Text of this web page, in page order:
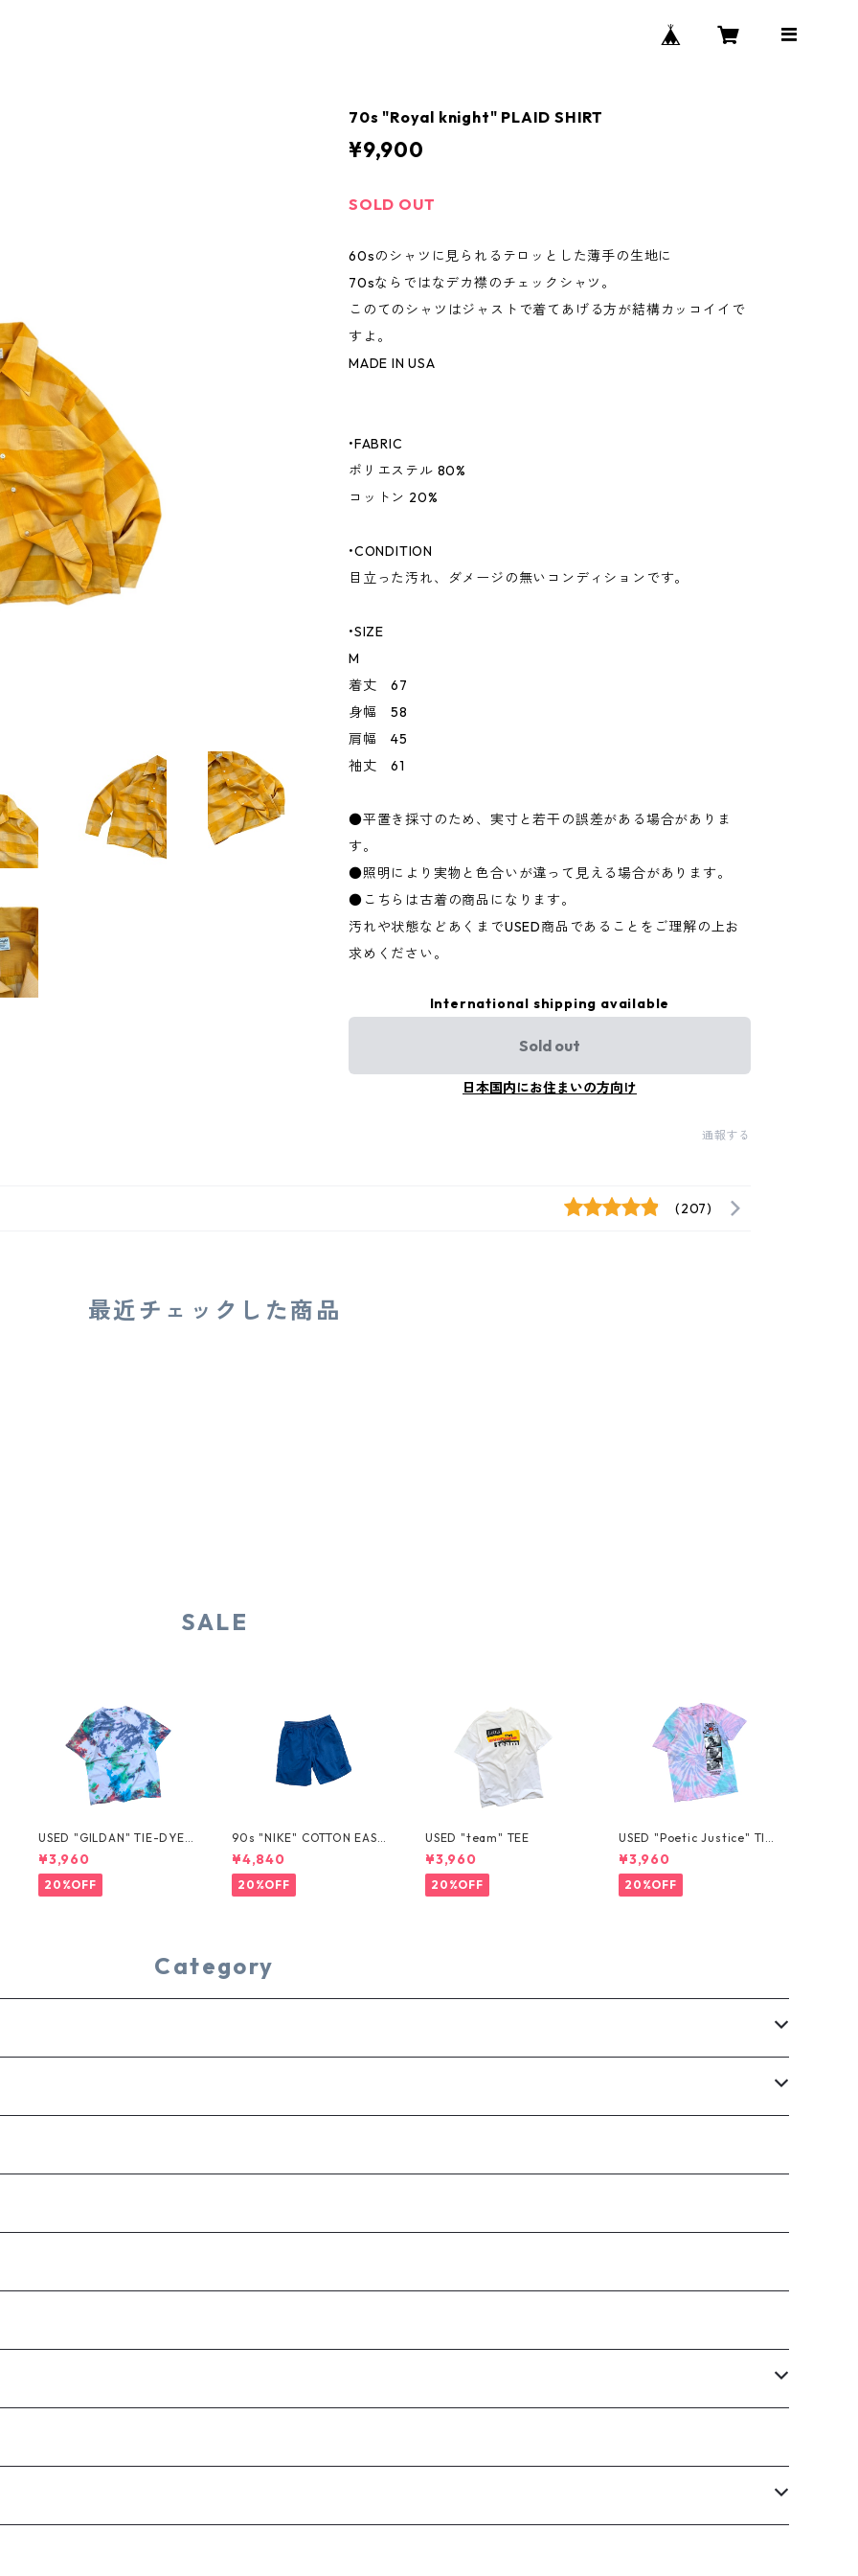
70s "Royal knight" PLAID SHIRT
¥9,900
SOLD OUT
60sのシャツに見られるテロッとした薄手の生地に
70sならではなデカ襟のチェックシャツ。
このてのシャツはジャストで着てあげる方が結構カッコイイで
すよ。
MADE IN USA
•FABRIC
ポリエステル 80%
コットン 20%
•CONDITION
目立った汚れ、ダメージの無いコンディションです。
•SIZE
M
着丈 67
身幅 58
肩幅 45
袖丈 61
●平置き採寸のため、実寸と若干の誤差がある場合がありま
す。
●照明により実物と色合いが違って見える場合があります。
●こちらは古着の商品になります。
汚れや状態などあくまでUSED商品であることをご理解の上お
求めください。
International shipping available
Sold out
日本国内にお住まいの方向け
通報する
(207)
最近チェックした商品
SALE
USED "GILDAN" TIE-DYE T
EE
¥3,960
20%OFF
90s "NIKE" COTTON EASY
SHORTS
¥4,840
20%OFF
USED "team" TEE
¥3,960
20%OFF
USED "Poetic Justice" TIE
-DYE TEE
¥3,960
20%OFF
Category